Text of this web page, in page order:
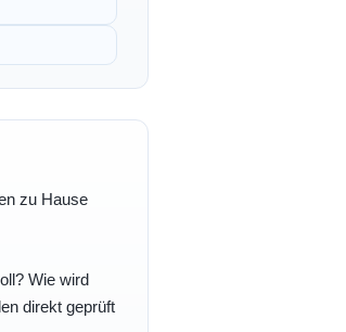
zu Hause
Wie wird
direkt geprüft